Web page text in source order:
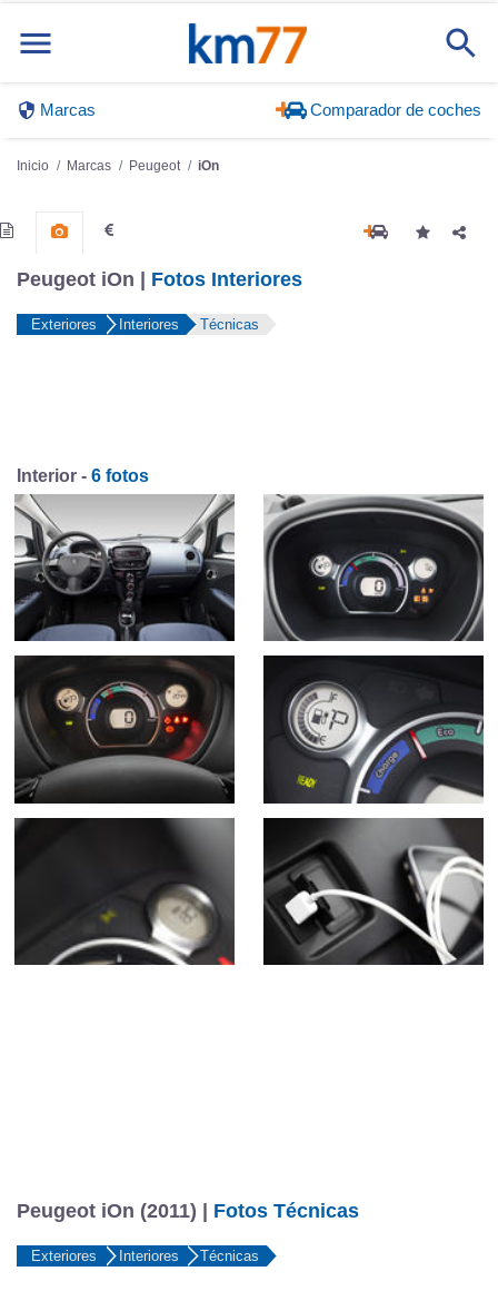
Marcas Comparador de coches
Inicio Marcas Peugeot iOn
Peugeot iOn | Fotos Interiores
Exteriores Interiores Técnicas
Interior - 6 fotos
Peugeot iOn (2011) | Fotos Técnicas
Exteriores Interiores Técnicas